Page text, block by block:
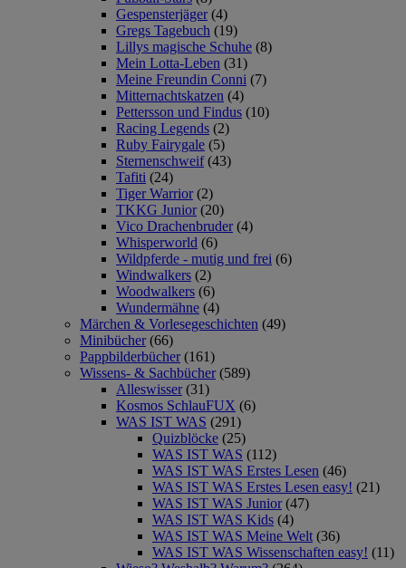
Gespensterjäger (4)
Gregs Tagebuch (19)
Lillys magische Schuhe (8)
Mein Lotta-Leben (31)
Meine Freundin Conni (7)
Mitternachtskatzen (4)
Pettersson und Findus (10)
Racing Legends (2)
Ruby Fairygale (5)
Sternenschweif (43)
Tafiti (24)
Tiger Warrior (2)
TKKG Junior (20)
Vico Drachenbruder (4)
Whisperworld (6)
Wildpferde - mutig und frei (6)
Windwalkers (2)
Woodwalkers (6)
Wundermähne (4)
Märchen & Vorlesegeschichten (49)
Minibücher (66)
Pappbilderbücher (161)
Wissens- & Sachbücher (589)
Alleswisser (31)
Kosmos SchlauFUX (6)
WAS IST WAS (291)
Quizblöcke (25)
WAS IST WAS (112)
WAS IST WAS Erstes Lesen (46)
WAS IST WAS Erstes Lesen easy! (21)
WAS IST WAS Junior (47)
WAS IST WAS Kids (4)
WAS IST WAS Meine Welt (36)
WAS IST WAS Wissenschaften easy! (11)